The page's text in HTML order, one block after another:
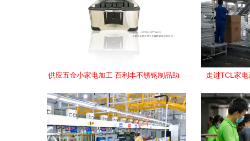
供应五金小家电加工 百利丰不锈钢制品助
走进TCL家